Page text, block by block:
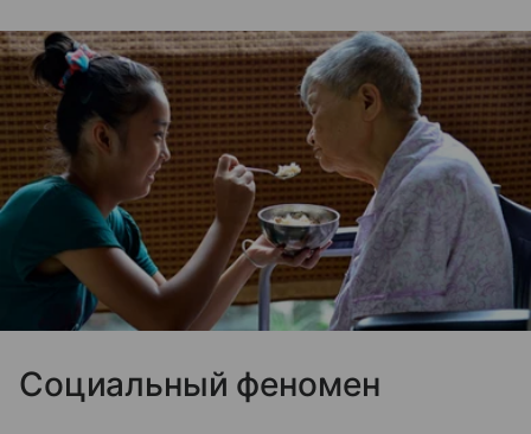
Социальный феномен